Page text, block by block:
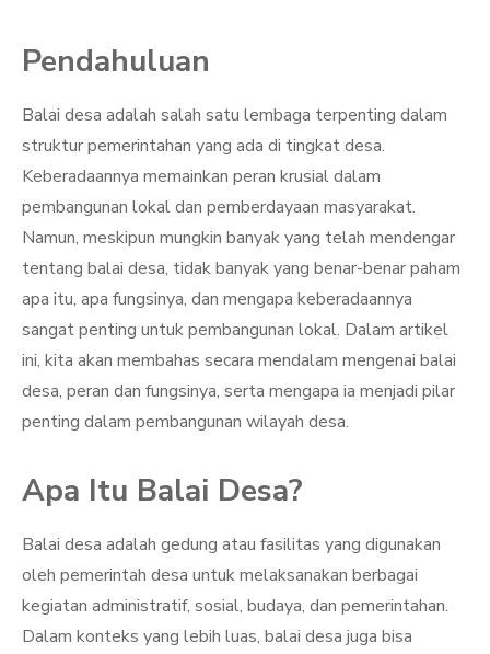
Pendahuluan
Balai desa adalah salah satu lembaga terpenting dalam
struktur pemerintahan yang ada di tingkat desa.
Keberadaannya memainkan peran krusial dalam
pembangunan lokal dan pemberdayaan masyarakat.
Namun, meskipun mungkin banyak yang telah mendengar
tentang balai desa, tidak banyak yang benar-benar paham
apa itu, apa fungsinya, dan mengapa keberadaannya
sangat penting untuk pembangunan lokal. Dalam artikel
ini, kita akan membahas secara mendalam mengenai balai
desa, peran dan fungsinya, serta mengapa ia menjadi pilar
penting dalam pembangunan wilayah desa.
Apa Itu Balai Desa?
Balai desa adalah gedung atau fasilitas yang digunakan
oleh pemerintah desa untuk melaksanakan berbagai
kegiatan administratif, sosial, budaya, dan pemerintahan.
Dalam konteks yang lebih luas, balai desa juga bisa